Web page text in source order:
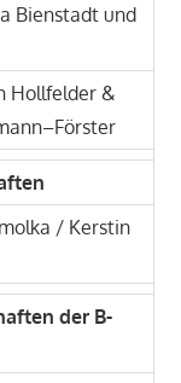
Bienstadt und
Hollfelder &
/ Kerstin
der B-